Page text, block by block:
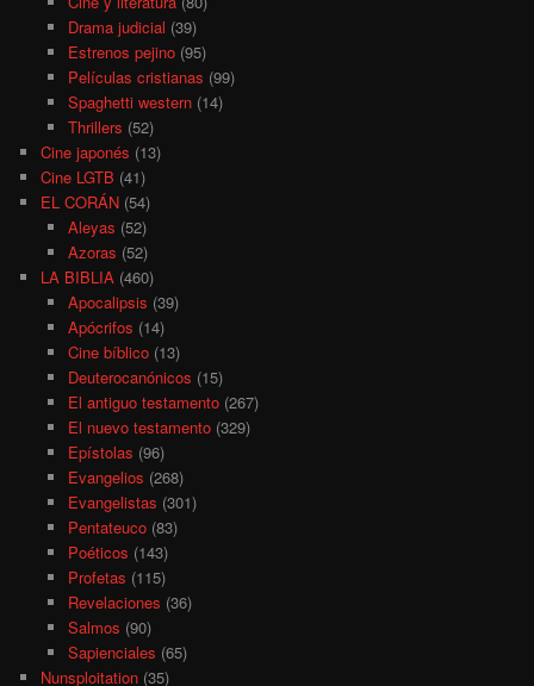
Drama judicial (39)
Estrenos pejino(95)
Películas cristianas (99)
Spaghetti western(14)
Thrillers (52)
Cine japonés (13)
Cine LGTB (41)
EL CORÁN (54)
Aleyas (52)
Azoras (52)
LA BIBLIA (460)
Apocalipsis (39)
Apócrifos (14)
Cine bíblico(13)
Deuterocanónicos (15)
El antiguo testamento(267)
El nuevo testamento(329)
Epístolas (96)
Evangelios (268)
Evangelistas (301)
Pentateuco(83)
Poéticos (143)
Profetas (115)
Revelaciones (36)
Salmos (90)
Sapienciales (65)
Nunsploitation (35)